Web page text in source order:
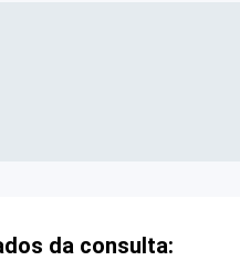
da consulta: